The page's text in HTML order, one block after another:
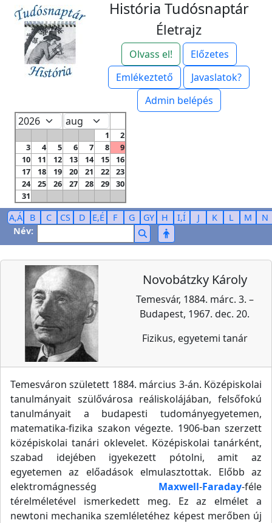
História Tudósnaptár
Életrajz
Olvass el!
Előzetes
Emlékeztető
Javaslatok?
Admin belépés
1
2
3
4 5 6 7 8
9
10
11 12 13 14 15
16
17
18 19 20 21 22
23
24
25 26 27 28 29
30
31
A,Á B C CS D E,É F G GY H I,Í J K L M
N
Név:
Novobátzky Károly
Temesvár, 1884. márc. 3. –
Budapest, 1967. dec. 20.
Fizikus, egyetemi tanár
Temesváron született 1884. március 3-án. Középiskolai
tanulmányait szülővárosa reáliskolájában, felsőfokú
tanulmányait a budapesti tudományegyetemen,
matematika-fizika szakon végezte. 1906-ban szerzett
középiskolai tanári oklevelet. Középiskolai tanárként,
szabad idejében igyekezett pótolni, amit az
egyetemen az előadások elmulasztottak. Előbb az
elektromágnesség Maxwell-Faraday-féle
térelméletével ismerkedett meg. Ez az elmélet a
newtoni mechanika szemléletéhez képest merőben új